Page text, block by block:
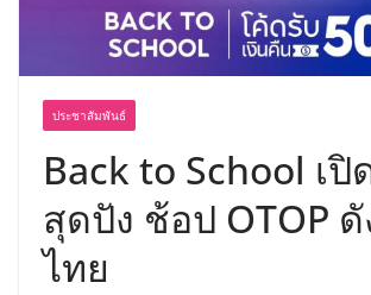
ประชาสัมพันธ์
Back to School เปิ
สุดปัง ช้อป OTOP
ไทย